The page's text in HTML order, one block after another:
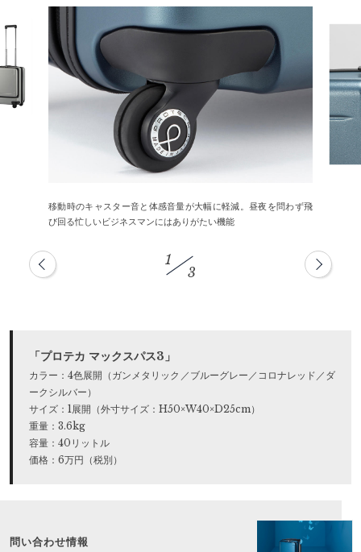
移動時のキャスター音と体感音量が大幅に軽減。昼夜を問わず飛
び回る忙しいビジネスマンにはありがたい機能
1
3
「プロテカ マックスパス3」
カラー：4色展開（ガンメタリック／ブルーグレー／コロナレッド／ダ
ークシルバー）
サイズ：1展開（外寸サイズ：H50×W40×D25cm）
重量：3.6kg
容量：40リットル
価格：6万円（税別）
問い合わせ情報